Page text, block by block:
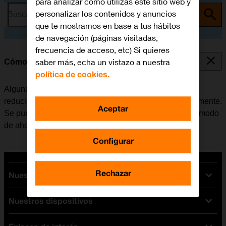
Busca por problema o tema
Cómo ahorrar batería
Algunas funciones del móvil consumen mucha batería,
reduciendo así la autonomía del teléfono considerablemente.
Se puede reducir el consumo de energía, activando el modo
de ahorro de batería.
Nuestras tarifas
Tarifas Orange
Tarifas fibra y móvil
Nuestros dispositivos
personalizar los contenidos y anuncios
que te mostramos en base a tus hábitos
de navegación (páginas visitadas,
frecuencia de acceso, etc) Si quieres
saber más, echa un vistazo a nuestra
política de cookies.
Configurar
Rechazar
Aceptar